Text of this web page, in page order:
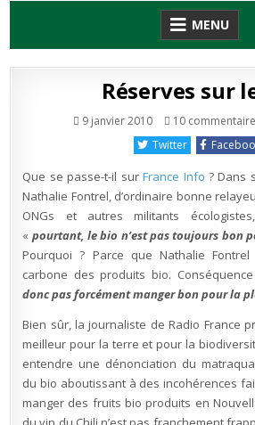
MENU
Réserves sur
9 janvier 2010 10
Twitter
Que se passe-t-il surFrance Info ? Dans
Nathalie Fontrel, d’ordinaire bonne
ONGs et autres militants
« pourtant, le bio n’est pas toujours bon
Pourquoi ? Parce que Nathalie Fontrel
carbone des produits bio.
donc pas forcément manger bon pour la
Bien sûr, la journaliste de Radio France
meilleur pour la terre et pour la
entendre une dénonciation du
du bio aboutissant à des incohérences
manger des fruits bio produits en